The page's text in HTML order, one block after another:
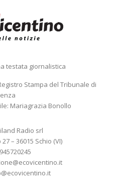
testata giornalistica
Stampa del Tribunale di
Mariagrazia Bonollo
Radio srl
– 36015 Schio (VI)